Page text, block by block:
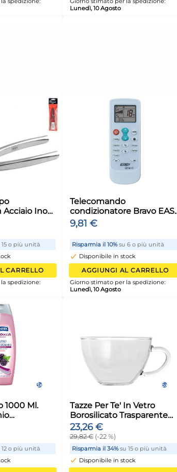
polipropilene colore crema
H&H Casseruola 2 manici
con coperchio Evolution in
alluminio con 2 strati di
acciaio inox e rivestimento
antiaderente cm. 20
41,18 €
46,80 €(-12 %)
su 15 o più unità
Giorno stimato per la spedizione:
Lunedì, 10 Agosto